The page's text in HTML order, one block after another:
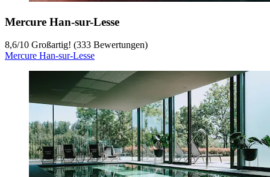
Mercure Han-sur-Lesse
8,6/10 Großartig! (333 Bewertungen)
Mercure Han-sur-Lesse